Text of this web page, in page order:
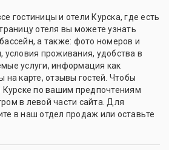
гостиницы и отели Курска, где есть
отеля вы можете узнать
а также: фото номеров и
условия проживания, удобства в
услуги, информация как
на карте, отзывы гостей. Чтобы
Курске по вашим предпочтениям
в левой части сайта. Для
в наш отдел продаж или оставьте